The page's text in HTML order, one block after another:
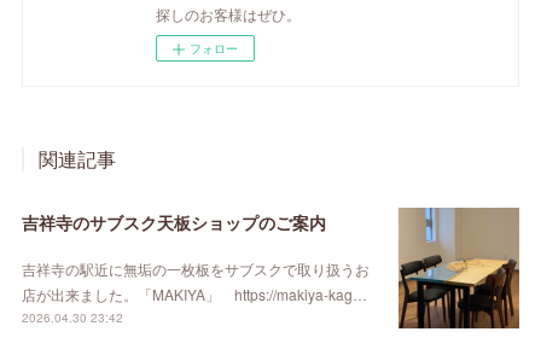
探しのお客様はぜひ。
フォロー
関連記事
吉祥寺のサブスク天板ショップのご案内
吉祥寺の駅近に無垢の一枚板をサブスクで取り扱うお
店が出来ました。「MAKIYA」 https://makiya-kag…
2026.04.30 23:42